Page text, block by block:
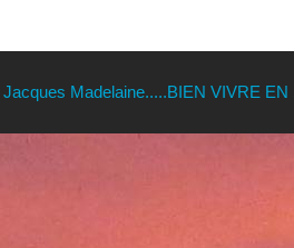
Jacques Madelaine.....BIEN VIVRE EN